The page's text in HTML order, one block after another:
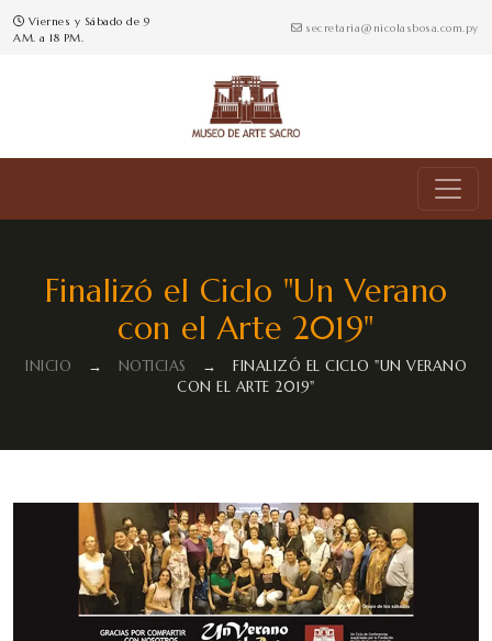
Viernes y Sábado de 9
AM. a 18 PM.
secretaria@nicolasbosa.com.py
Finalizó el Ciclo "Un Verano
con el Arte 2019"
INICIO → NOTICIAS →
FINALIZÓ EL CICLO "UN VERANO
CON EL ARTE 2019"